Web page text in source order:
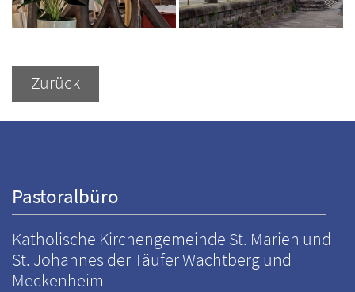
Zurück
Pastoralbüro
Katholische Kirchengemeinde St. Marien und
St. Johannes der Täufer Wachtberg und
Meckenheim